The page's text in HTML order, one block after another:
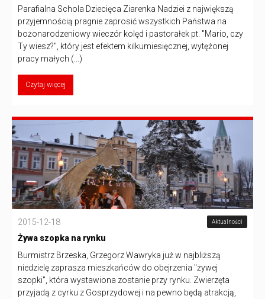
Parafialna Schola Dziecięca Ziarenka Nadziei z największą
przyjemnością pragnie zaprosić wszystkich Państwa na
bożonarodzeniowy wieczór kolęd i pastorałek pt. "Mario, czy
Ty wiesz?", który jest efektem kilkumiesięcznej, wytężonej
pracy małych (...)
Czytaj więcej
2015-12-18 Aktualności
Żywa szopka na rynku
Burmistrz Brzeska, Grzegorz Wawryka już w najbliższą
niedzielę zaprasza mieszkańców do obejrzenia "żywej
szopki", która wystawiona zostanie przy rynku. Zwierzęta
przyjadą z cyrku z Gosprzydowej i na pewno będą atrakcją,